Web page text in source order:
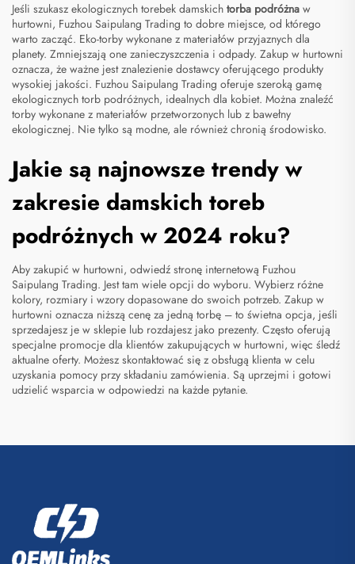
Jeśli szukasz ekologicznych torebek damskich torba podróżna w
hurtowni, Fuzhou Saipulang Trading to dobre miejsce, od którego
warto zacząć. Eko-torby wykonane z materiałów przyjaznych dla
planety. Zmniejszają one zanieczyszczenia i odpady. Zakup w hurtowni
oznacza, że ważne jest znalezienie dostawcy oferującego produkty
wysokiej jakości. Fuzhou Saipulang Trading oferuje szeroką gamę
ekologicznych torb podróżnych, idealnych dla kobiet. Można znaleźć
torby wykonane z materiałów przetworzonych lub z bawełny
ekologicznej. Nie tylko są modne, ale również chronią środowisko.
Jakie są najnowsze trendy w
zakresie damskich toreb
podróżnych w 2024 roku?
Aby zakupić w hurtowni, odwiedź stronę internetową Fuzhou
Saipulang Trading. Jest tam wiele opcji do wyboru. Wybierz różne
kolory, rozmiary i wzory dopasowane do swoich potrzeb. Zakup w
hurtowni oznacza niższą cenę za jedną torbę – to świetna opcja, jeśli
sprzedajesz je w sklepie lub rozdajesz jako prezenty. Często oferują
specjalne promocje dla klientów zakupujących w hurtowni, więc śledź
aktualne oferty. Możesz skontaktować się z obsługą klienta w celu
uzyskania pomocy przy składaniu zamówienia. Są uprzejmi i gotowi
udzielić wsparcia w odpowiedzi na każde pytanie.